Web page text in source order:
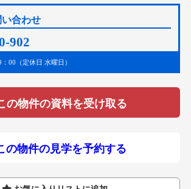
合わせ
902
00（定休日 水曜日）
の物件の資料を受け取る
の物件の見学を予約する